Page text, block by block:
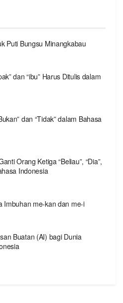
Puti Bungsu Minangkabau
dan “ibu” Harus Ditulis dalam
dan “Tidak” dalam Bahasa
Orang Ketiga “Beliau”, “Dia”,
Indonesia
Imbuhan me-kan dan me-i
Buatan (AI) bagi Dunia